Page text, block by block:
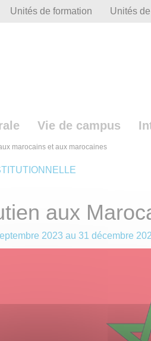
Unités de formation Unités
Vie de campus
marocains et aux marocaines
aux
2023 au 31 décembre